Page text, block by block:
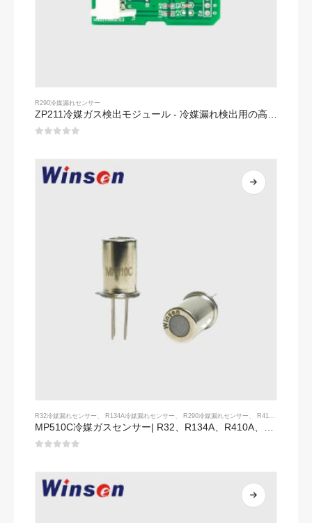
R290冷媒漏れセンサー
ZP211冷媒ガス検出モジュール - 冷媒漏れ検出用の高感度センサー
R32冷媒漏れセンサー R134A冷媒漏れセンサー R290冷媒漏れセンサー R410A冷媒漏れセンサー